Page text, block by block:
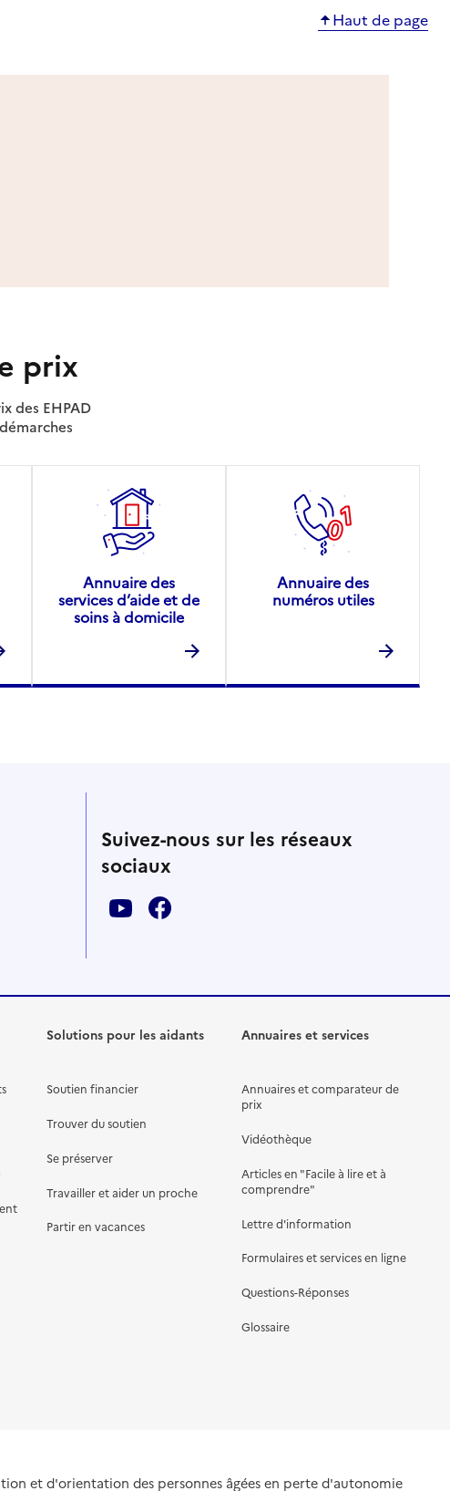
Haut de page
prix
des EHPAD
Annuaire des
services d’aide et de
soins à domicile
Annuaire des
numéros utiles
Suivez-nous sur les réseaux
sociaux
Solutions pour les aidants
Soutien financier
Trouver du soutien
Se préserver
Travailler et aider un proche
Partir en vacances
Annuaires et services
Annuaires et comparateur de
prix
Vidéothèque
Articles en "Facile à lire et à
comprendre"
Lettre d'information
Formulaires et services en ligne
Questions-Réponses
Glossaire
et d'orientation des personnes âgées en perte d'autonomie